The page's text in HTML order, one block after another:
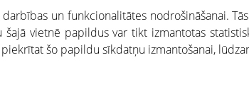
ietvaros saņemtajai informācijai ir uzziņas raksturs, un tai nav
un funkcionalitātes nodrošināšanai.
vietnē papildus var tikt izmantotas
piekrītat šo papildu sīkdatņu izmantošanai,